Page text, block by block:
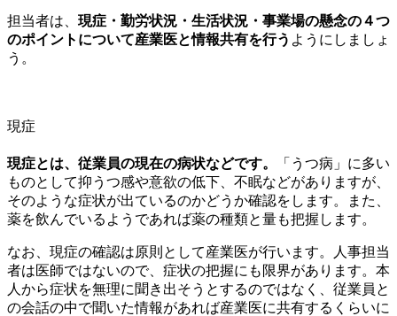
担当者は、 現症・勤労状況・生活状況・事業場の懸念の４つ
のポイントについて産業医と情報共有を行う ようにしましょ
う。
現症
現症とは、従業員の現在の病状などです。
「うつ病」に多い
ものとして抑うつ感や意欲の低下、不眠などがありますが、
そのような症状が出ているのかどうか確認をします。また、
薬を飲んでいるようであれば薬の種類と量も把握します。
なお、現症の確認は原則として産業医が行います。人事担当
者は医師ではないので、症状の把握にも限界があります。本
人から症状を無理に聞き出そうとするのではなく、従業員と
の会話の中で聞いた情報があれば産業医に共有するくらいに